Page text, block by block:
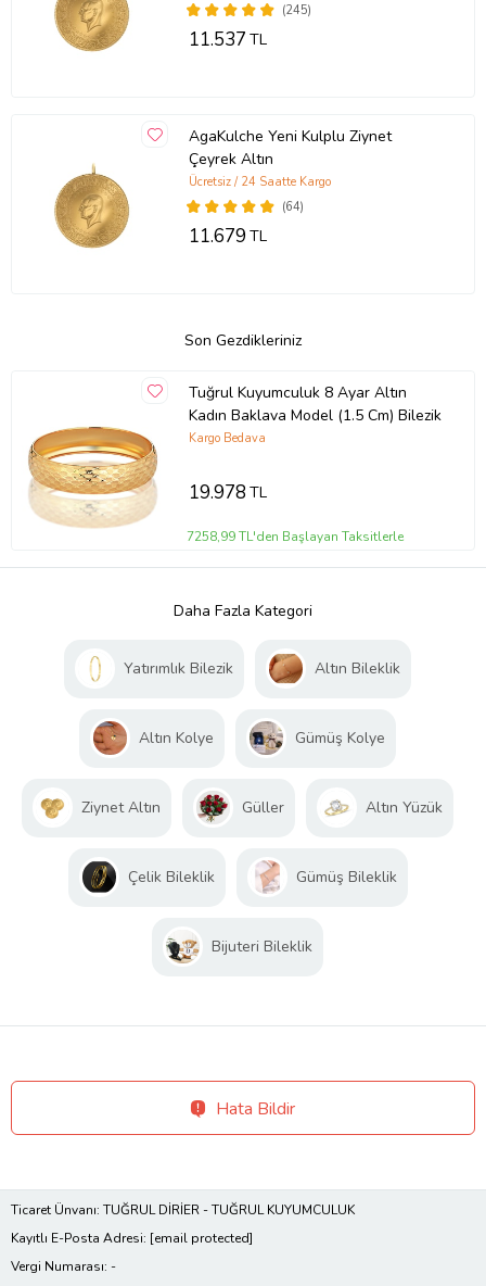
(245)
11.537TL
AgaKulche Yeni Kulplu Ziynet
Çeyrek Altın
(64)
Ücretsiz / 24 Saatte Kargo
11.679TL
Son Gezdikleriniz
Tuğrul Kuyumculuk 8 Ayar Altın
Kadın Baklava Model (1.5 Cm) Bilezik
Kargo Bedava
19.978TL
7258,99 TL'den Başlayan Taksitlerle
Daha Fazla Kategori
Yatırımlık Bilezik Altın Bileklik
Altın Kolye Gümüş Kolye
Ziynet Altın Güller Altın Yüzük
Çelik Bileklik Gümüş Bileklik
Bijuteri Bileklik
Hata Bildir
Ticaret Ünvanı: TUĞRUL DİRİER - TUĞRUL KUYUMCULUK
Kayıtlı E-Posta Adresi: [email protected]
Vergi Numarası: -